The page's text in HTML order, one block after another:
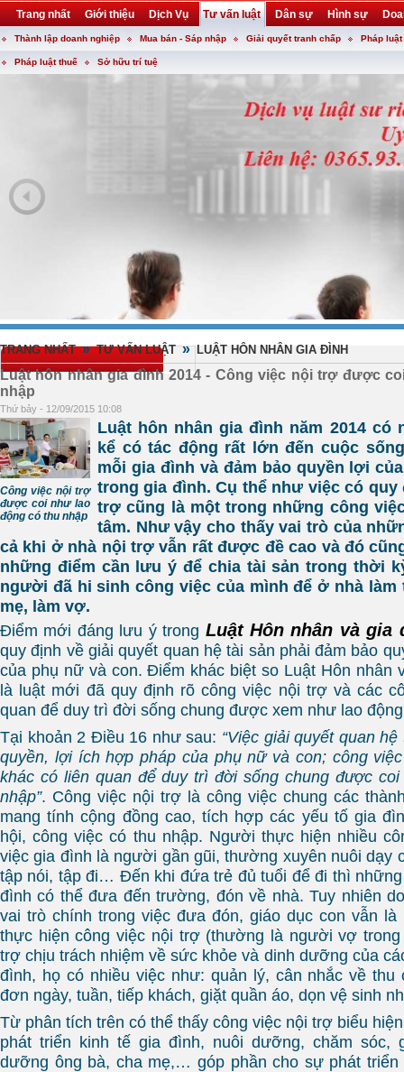
Trang nhất Giới thiệu Dịch Vụ Tư vấn luật Dân sự Hình sự
Khuyến mại Liên hệ forum utility
Thành lập doanh nghiệp Mua bán - Sáp nhập Giải quyết tranh chấp Pháp
Pháp luật thuế Sở hữu trí tuệ
TRANG NHẤT » TƯ VẤN LUẬT » LUẬT HÔN NHÂN GIA ĐÌNH
Luật hôn nhân gia đình 2014 - Công việc nội trợ được
nhập
Thứ bảy - 12/09/2015 10:08
Công việc nội trợ
được coi như lao
động có thu nhập
Luật hôn nhân gia đình năm 2014 có
kể có tác động rất lớn đến cuộc
mỗi gia đình và đảm bảo quyền lợi
trong gia đình. Cụ thể như việc có
trợ cũng là một trong những công
tâm. Như vậy cho thấy vai trò của
cả khi ở nhà nội trợ vẫn rất được đề cao và đó
những điểm cần lưu ý để chia tài sản trong thời
người đã hi sinh công việc của mình để ở nhà
mẹ, làm vợ.
Điểm mới đáng lưu ý trong Luật Hôn nhân và gia
quy định về giải quyết quan hệ tài sản phải đảm bảo
của phụ nữ và con. Điểm khác biệt so Luật Hôn nhân
là luật mới đã quy định rõ công việc nội trợ và các
quan để duy trì đời sống chung được xem như lao
Tại khoản 2 Điều 16 như sau: “Việc giải quyết quan
quyền, lợi ích hợp pháp của phụ nữ và con; công
khác có liên quan để duy trì đời sống chung được
nhập”. Công việc nội trợ là công việc chung các
mang tính cộng đồng cao, tích hợp các yếu tố gia
hội, công việc có thu nhập. Người thực hiện nhiều
việc gia đình là người gần gũi, thường xuyên nuôi dạy
tập nói, tập đi… Đến khi đứa trẻ đủ tuổi để đi thì
đình có thể đưa đến trường, đón về nhà. Tuy nhiên
vai trò chính trong việc đưa đón, giáo dục con vẫn
thực hiện công việc nội trợ (thường là người vợ
trợ chịu trách nhiệm về sức khỏe và dinh dưỡng của
đình, họ có nhiều việc như: quản lý, cân nhắc về thu
đơn ngày, tuần, tiếp khách, giặt quần áo, dọn vệ sinh
Từ phân tích trên có thể thấy công việc nội trợ biểu
phát triển kinh tế gia đình, nuôi dưỡng, chăm sóc,
dưỡng ông bà, cha mẹ,… góp phần cho sự phát triển